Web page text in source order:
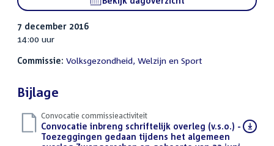
7 december 2016
14:00 uur
Commissie: Volksgezondheid, Welzijn en Sport
Bijlage
Convocatie commissieactiviteit
Download
bestand:
Convocatie inbreng schriftelijk overleg (v.s.o.) -
Toezeggingen gedaan tijdens het algemeen